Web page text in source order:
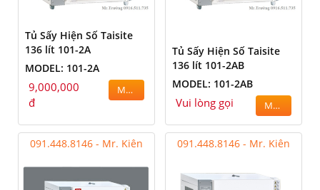
Tủ Sấy Hiện Số Taisite
136 lít 101-2A
MODEL: 101-2A
9,000,000
đ
MUA
Tủ Sấy Hiện Số Taisite
136 lít 101-2AB
MODEL: 101-2AB
Vui lòng gọi MUA
091.448.8146 - Mr. Kiên 091.448.8146 - Mr. Kiên